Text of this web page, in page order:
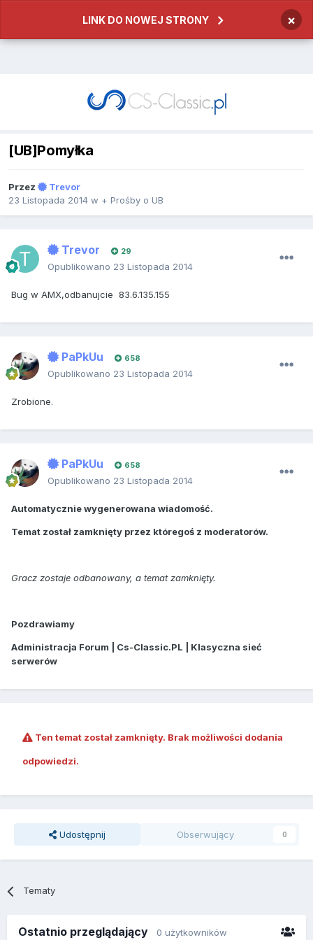
LINK DO NOWEJ STRONY ×
[UB]Pomyłka
Przez
Trevor
23 Listopada 2014 w + Prośby o UB
Trevor 29
Opublikowano 23 Listopada 2014
Bug w AMX,odbanujcie 83.6.135.155
PaPkUu 658
Opublikowano 23 Listopada 2014
Zrobione.
PaPkUu 658
Opublikowano 23 Listopada 2014
Automatycznie wygenerowana wiadomość.
Temat został zamknięty przez któregoś z moderatorów.
Gracz zostaje odbanowany, a temat zamknięty.
Pozdrawiamy
Administracja Forum | Cs-Classic.PL | Klasyczna sieć
serwerów
Ten temat został zamknięty. Brak możliwości dodania
odpowiedzi.
Udostępnij Obserwujący 0
Tematy
Ostatnio przeglądający 0 użytkowników